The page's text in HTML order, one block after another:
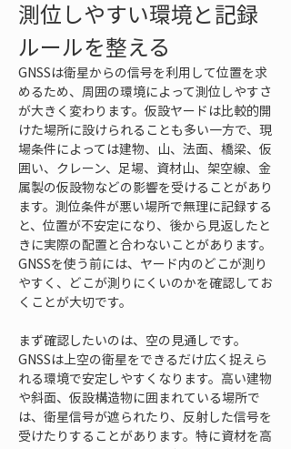
測位しやすい環境と記録
ルールを整える
GNSSは衛星からの信号を利用して位置を求
めるため、周囲の環境によって測位しやすさ
が大きく変わります。仮設ヤードは比較的開
けた場所に設けられることも多い一方で、現
場条件によっては建物、山、法面、橋梁、仮
囲い、クレーン、足場、資材山、架空線、金
属製の仮設物などの影響を受けることがあり
ます。測位条件が悪い場所で無理に記録する
と、位置が不安定になり、後から見返したと
きに実際の配置と合わないことがあります。
GNSSを使う前には、ヤード内のどこが測り
やすく、どこが測りにくいのかを確認してお
くことが大切です。
まず確認したいのは、空の見通しです。
GNSSは上空の衛星をできるだけ広く捉えら
れる環境で安定しやすくなります。高い建物
や斜面、仮設構造物に囲まれている場所で
は、衛星信号が遮られたり、反射した信号を
受けたりすることがあります。特に資材を高